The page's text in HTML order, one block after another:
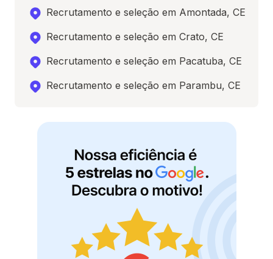
Recrutamento e seleção em Amontada, CE
Recrutamento e seleção em Crato, CE
Recrutamento e seleção em Pacatuba, CE
Recrutamento e seleção em Parambu, CE